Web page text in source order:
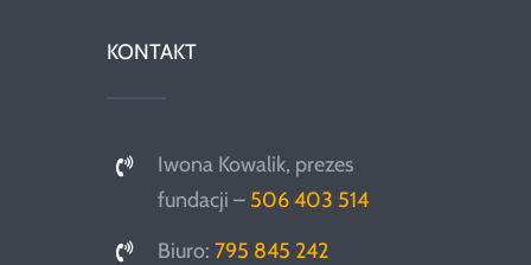
KONTAKT
Iwona Kowalik, prezes
fundacji – 506 403 514
Biuro:795 845 242